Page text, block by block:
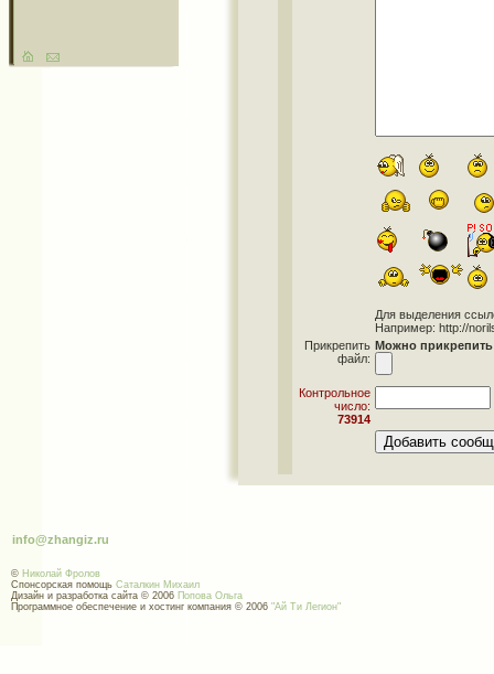
Для выделения
Например: http://
Прикрепить
файл:
Можно
Контрольное
число:
73914
info@zhangiz.ru
© Николай Фролов
Спонсорская помощь Саталкин Михаил
Дизайн и разработка сайта © 2006 Попова Ольга
Программное обеспечение и хостинг компания © 2006 "Ай Ти Легион"